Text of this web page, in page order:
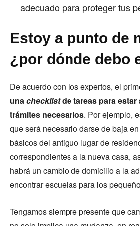
adecuado para proteger tus
Estoy a punto de
¿por dónde debo
De acuerdo con los expertos, el
una checklistde tareas para
trámites necesarios. Por ejemplo,
que será necesario darse de baja
básicos del antiguo lugar de
correspondientes a la nueva casa,
habrá un cambio de domicilio a la
encontrar escuelas para los
Tengamos siempre presente que